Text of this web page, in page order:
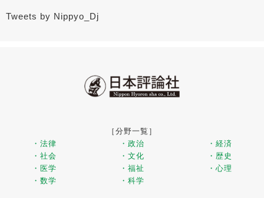
Tweets by Nippyo_Dj
［分野一覧］
・法律
・政治
・経済
・社会
・文化
・歴史
・医学
・福祉
・心理
・数学
・科学